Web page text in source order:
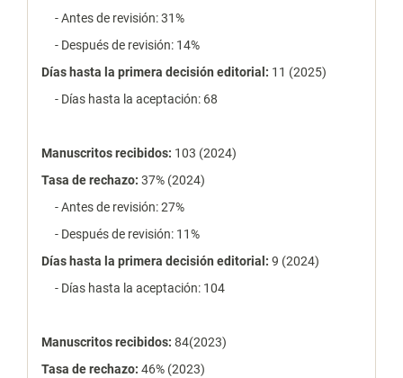
- Antes de revisión: 31%
- Después de revisión: 14%
Días hasta la primera decisión editorial: 11 (2025)
- Días hasta la aceptación: 68
Manuscritos recibidos: 103 (2024)
Tasa de rechazo: 37% (2024)
- Antes de revisión: 27%
- Después de revisión: 11%
Días hasta la primera decisión editorial: 9 (2024)
- Días hasta la aceptación: 104
Manuscritos recibidos: 84(2023)
Tasa de rechazo: 46% (2023)